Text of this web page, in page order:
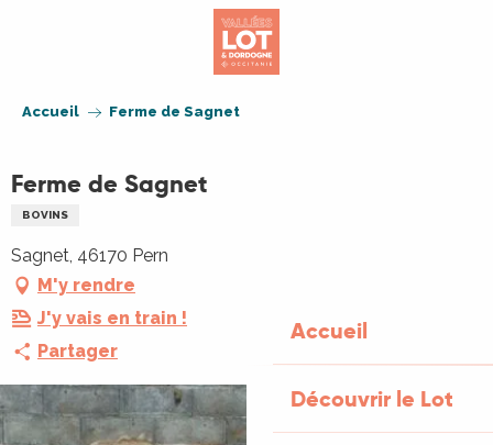
Accueil
Découvrir le Lot
Accueil Ferme de Sagnet
Ferme de Sagnet
BOVINS
Sagnet, 46170 Pern
M'y rendre
J'y vais en train !
Partager